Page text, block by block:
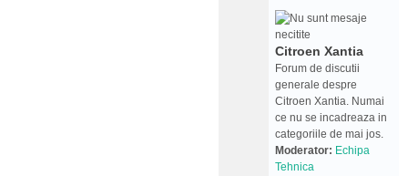
Citroen Xantia
Forum de discutii
generale despre
Citroen Xantia. Numai
ce nu se incadreaza in
categoriile de mai jos.
Moderator: Echipa
Tehnica